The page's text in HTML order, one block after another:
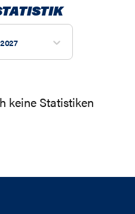
keine Statistiken